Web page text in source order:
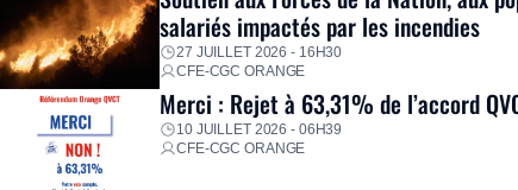
salariés impactés par les incendies
27 JUILLET 2026 - 16H30
CFE-CGC ORANGE
Merci : Rejet à 63,31% de l’accord
10 JUILLET 2026 - 06H39
CFE-CGC ORANGE